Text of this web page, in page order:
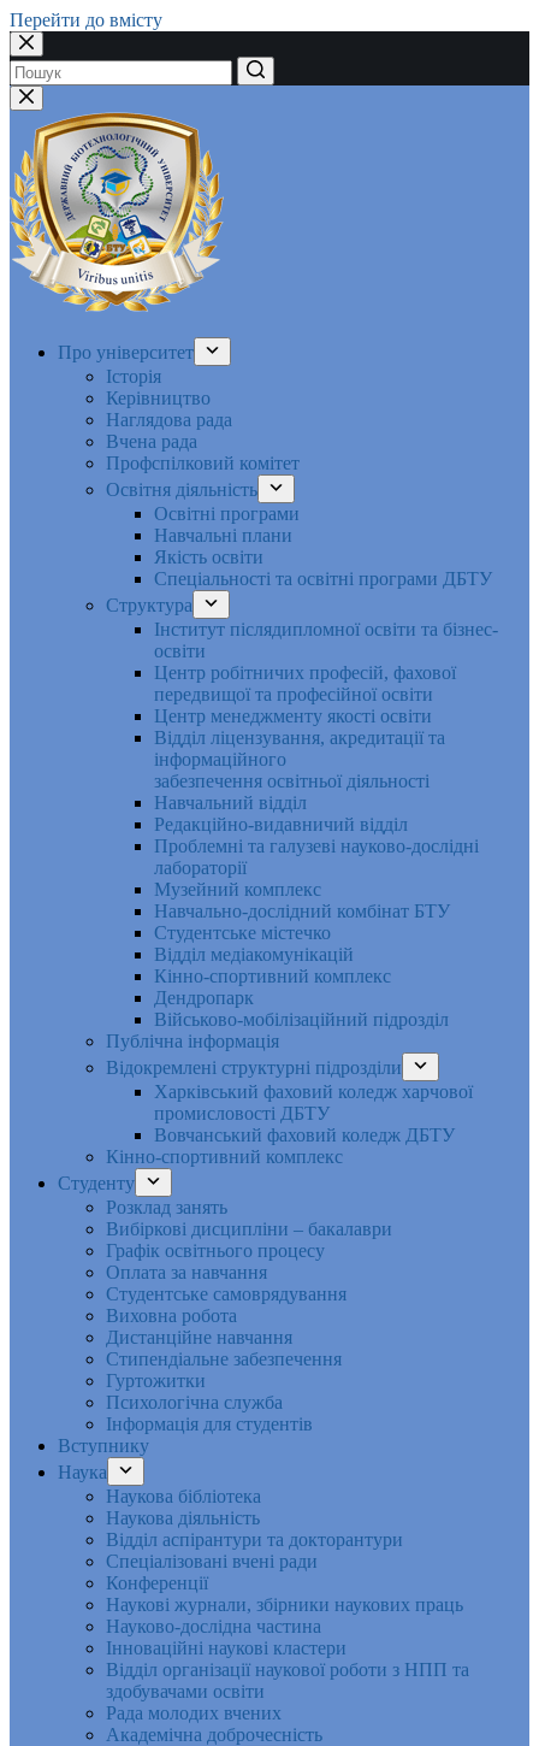
Перейти до вмісту
Немає
результатів
Про університет
Історія
Керівництво
Наглядова рада
Вчена рада
Профспілковий комітет
Освітня діяльність
Освітні програми
Навчальні плани
Якість освіти
Спеціальності та освітні програми ДБТУ
Структура
Інститут післядипломної освіти та бізнес-
освіти
Центр робітничих професій, фахової
передвищої та професійної освіти
Центр менеджменту якості освіти
Відділ ліцензування, акредитації та
інформаційного
забезпечення освітньої діяльності
Навчальний відділ
Редакційно-видавничий відділ
Проблемні та галузеві науково-дослідні
лабораторії
Музейний комплекс
Навчально-дослідний комбінат БТУ
Студентське містечко
Відділ медіакомунікацій
Кінно-спортивний комплекс
Дендропарк
Військово-мобілізаційний підрозділ
Публічна інформація
Відокремлені структурні підрозділи
Харківський фаховий коледж харчової
промисловості ДБТУ
Вовчанський фаховий коледж ДБТУ
Кінно-спортивний комплекс
Студенту
Розклад занять
Вибіркові дисципліни – бакалаври
Графік освітнього процесу
Оплата за навчання
Студентське самоврядування
Виховна робота
Дистанційне навчання
Стипендіальне забезпечення
Гуртожитки
Психологічна служба
Інформація для студентів
Вступнику
Наука
Наукова бібліотека
Наукова діяльність
Відділ аспірантури та докторантури
Спеціалізовані вчені ради
Конференції
Наукові журнали, збірники наукових праць
Науково-дослідна частина
Інноваційні наукові кластери
Відділ організації наукової роботи з НПП та
здобувачами освіти
Рада молодих вчених
Академічна доброчесність